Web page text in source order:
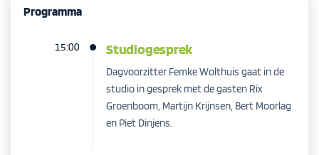
Programma
15:00 Studiogesprek
Dagvoorzitter Femke Wolthuis gaat in de
studio in gesprek met de gasten Rix
Groenboom, Martijn Krijnsen, Bert Moorlag
en Piet Dinjens.